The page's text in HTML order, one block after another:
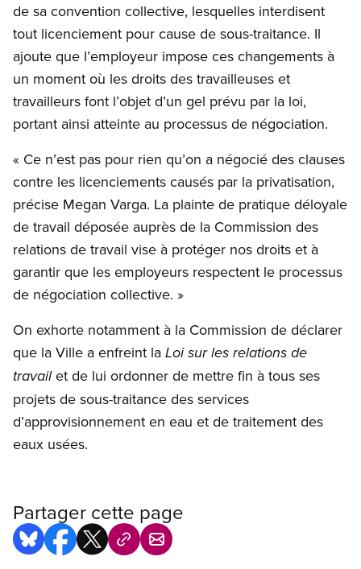
de sa convention collective, lesquelles interdisent
tout licenciement pour cause de sous-traitance. Il
ajoute que l’employeur impose ces changements à
un moment où les droits des travailleuses et
travailleurs font l’objet d’un gel prévu par la loi,
portant ainsi atteinte au processus de négociation.
« Ce n’est pas pour rien qu’on a négocié des clauses
contre les licenciements causés par la privatisation,
précise Megan Varga. La plainte de pratique déloyale
de travail déposée auprès de la Commission des
relations de travail vise à protéger nos droits et à
garantir que les employeurs respectent le processus
de négociation collective. »
On exhorte notamment à la Commission de déclarer
que la Ville a enfreint la Loi sur les relations de
travailet de lui ordonner de mettre fin à tous ses
projets de sous-traitance des services
d’approvisionnement en eau et de traitement des
eaux usées.
Partager cette page